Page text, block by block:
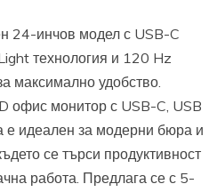
24-инчов модел с USB-C
технология и 120 Hz
максимално удобство.
офис монитор с USB-C, USB
е идеален за модерни бюра и
се търси продуктивност
работа. Предлага се с 5-